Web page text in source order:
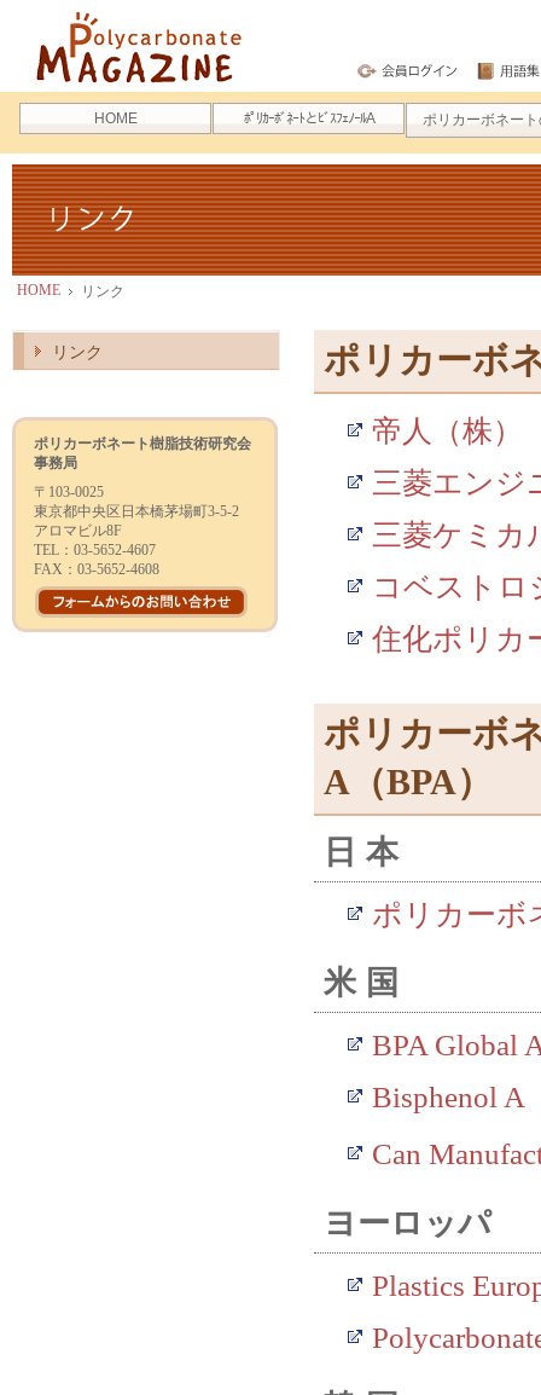
ポリカーボネートマガジン
HOME ﾎﾟﾘｶｰﾎﾞﾈｰﾄとﾋﾞｽﾌｪﾉｰﾙA ポリカーボネー
リンク
HOME リンク
リンク
ポリカーボネート樹脂技術研究会
事務局
〒103-0025
東京都中央区日本橋茅場町3-5-2
アロマビル8F
TEL：03-5652-4607
FAX：03-5652-4608
ポリカーボ
帝人（株）
三菱エンジ
三菱ケミカ
コベストロ
住化ポリカ
ポリカーボ
A（BPA）
日本
ポリカーボ
米国
BPA Global
Bisphenol A
Can
ヨーロッパ
Plastics